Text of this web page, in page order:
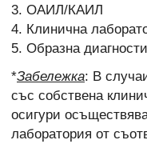
3. ОАИЛ/КАИЛ
4. Клинична
5. Образна
*Забележка: В
със собствена
осигури
лаборатория от